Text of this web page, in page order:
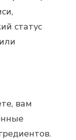
статус
вам